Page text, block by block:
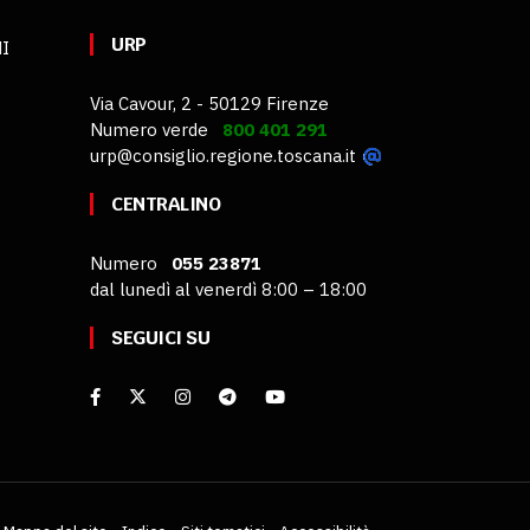
URP
Via Cavour, 2 - 50129 Firenze
Numero verde 800 401 291
urp@consiglio.regione.toscana.it
CENTRALINO
Numero 055 23871
dal lunedì al venerdì 8:00 – 18:00
SEGUICI SU